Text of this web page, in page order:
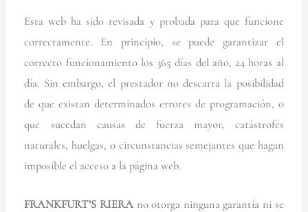
Esta web ha sido revisada y probada para que funcione
correctamente. En principio, se puede garantizar el
correcto funcionamiento los 365 días del año, 24 horas al
día. Sin embargo, el prestador no descarta la posibilidad
de que existan determinados errores de programación, o
que sucedan causas de fuerza mayor, catástrofes
naturales, huelgas, o circunstancias semejantes que hagan
imposible el acceso a la página web.
FRANKFURT’S RIERAno otorga ninguna garantía ni se